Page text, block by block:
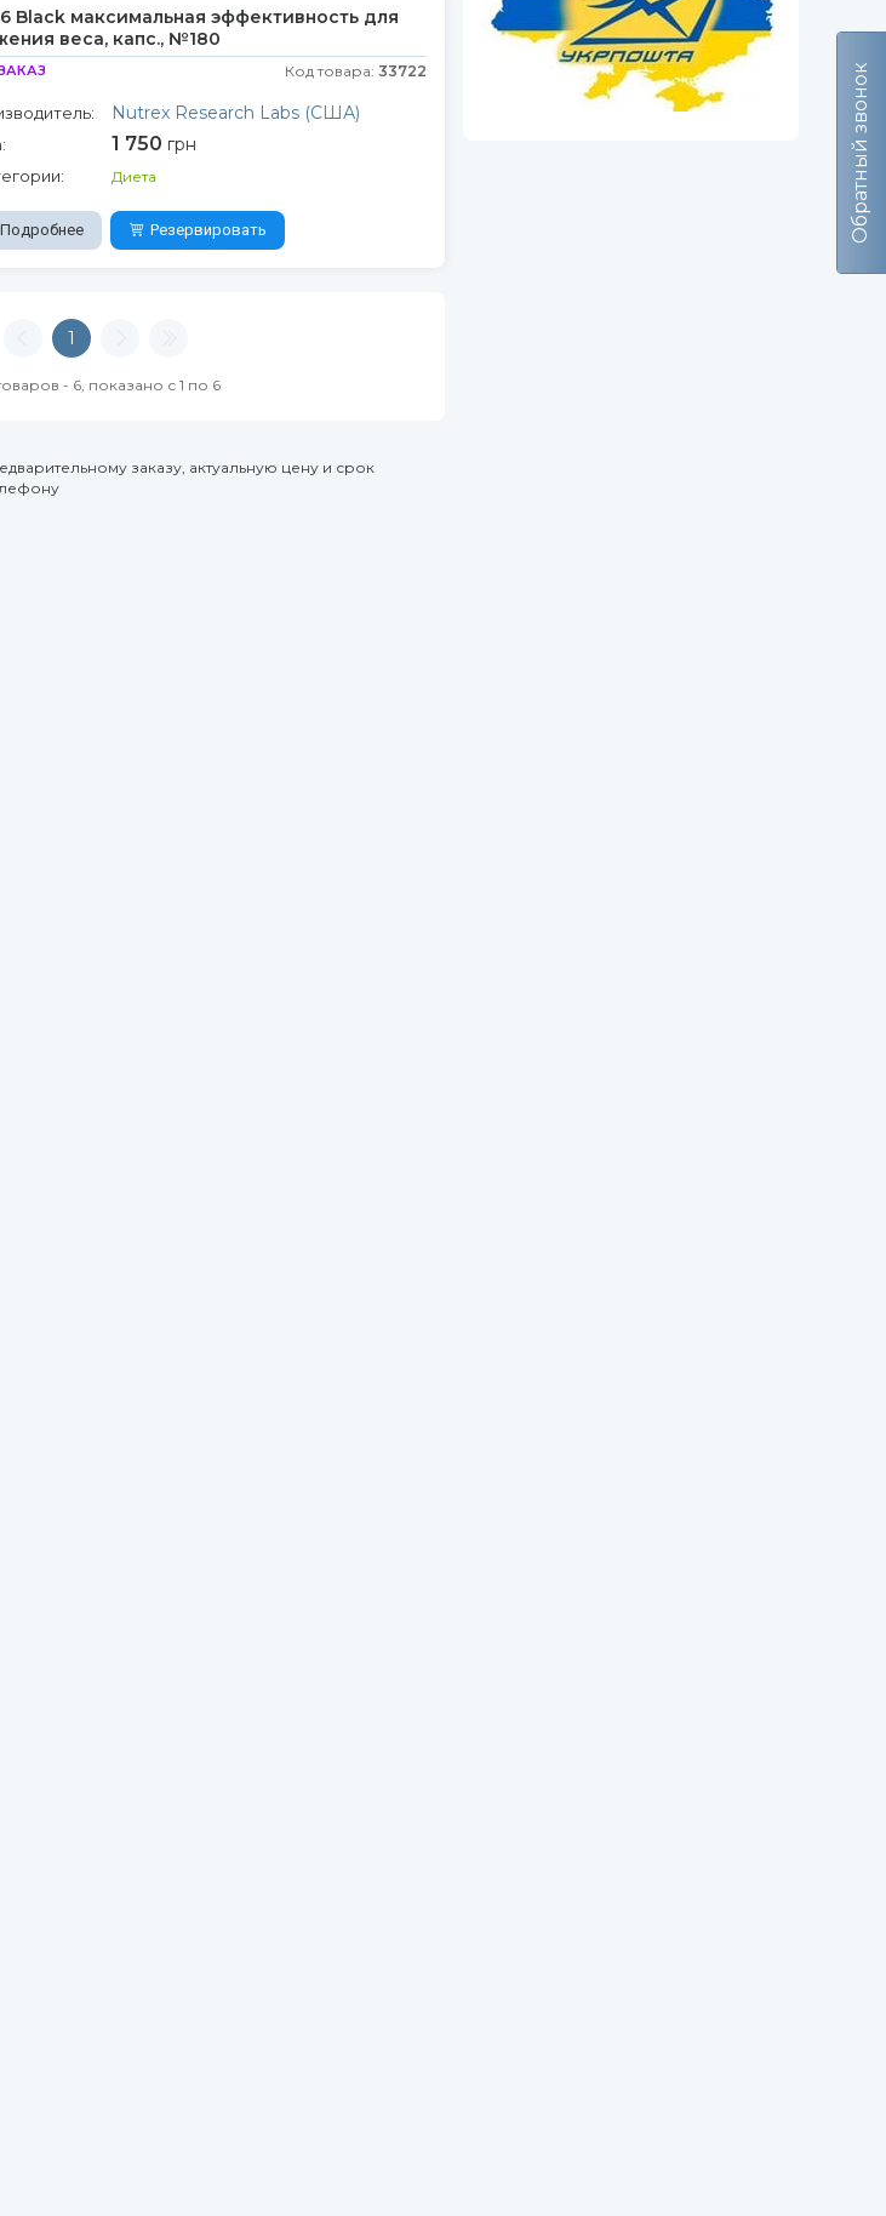
Black максимальная эффективность для
веса, капс., №180
Код товара: 33722
Nutrex Research Labs (США)
1 750 грн
Диета
Подробнее Резервировать
1
- 6, показано с 1 по 6
заказу, актуальную цену и срок
Обратный звонок